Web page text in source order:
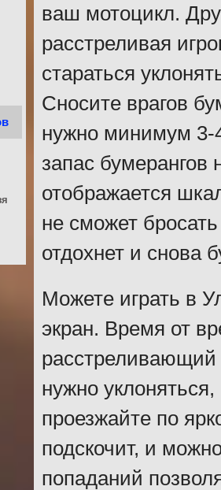
ваш мотоцикл.
расстреливая
стараться
Сносите врагов
нужно минимум 3-
запас бумерангов
отображается
не сможет
отдохнет и снова
Можете играть в
экран. Время от
расстреливающий
нужно
проезжайте по
подскочит, и
попаданий